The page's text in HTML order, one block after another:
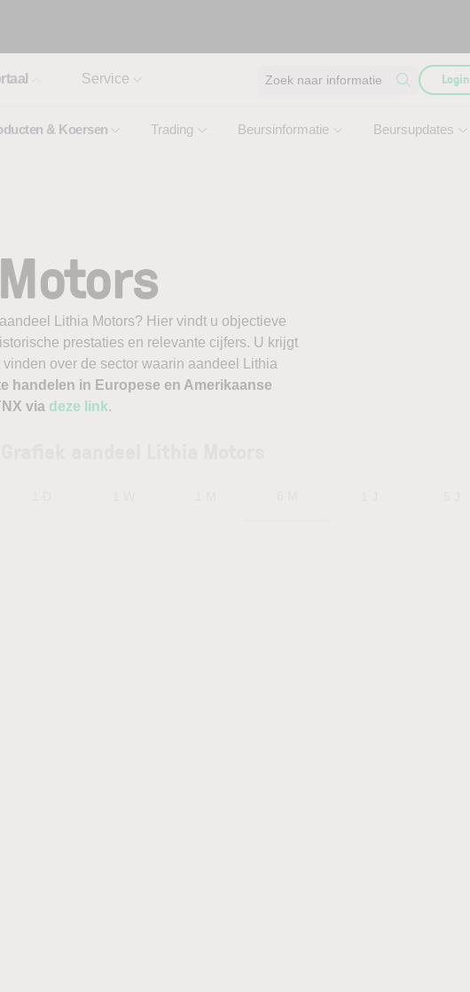
& Koersen Trading Beursinformatie Beursupdates
Service Zoek naar informatie Login
Lithia Motors? Hier vindt u objectieve
prestaties en relevante cijfers. U krijgt
over de sector waarin aandeel Lithia
handelen in Europese en Amerikaanse
via deze link.